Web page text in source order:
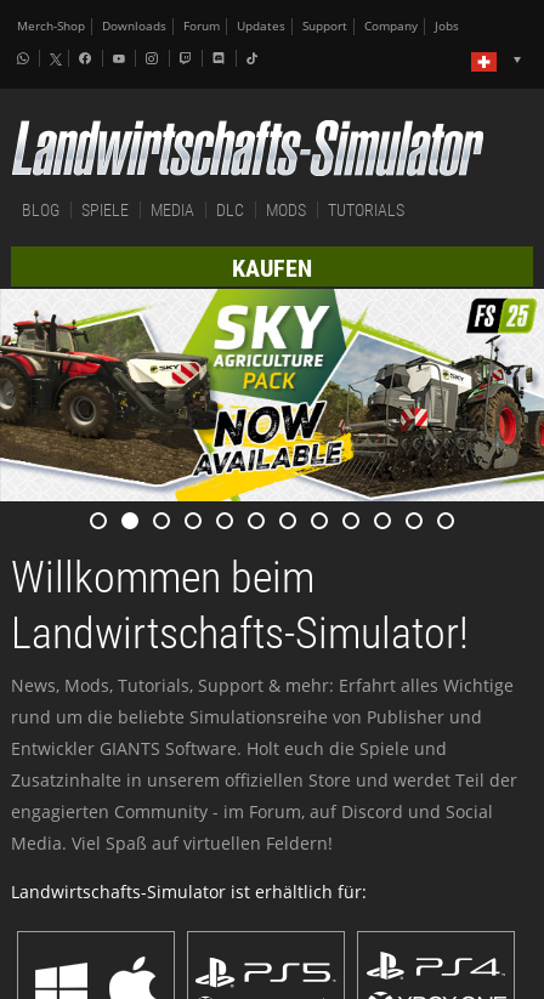
Merch-Shop Downloads Forum Updates Support Company Jobs
BLOG SPIELE MEDIA DLC MODS TUTORIALS
KAUFEN
Willkommen beim
Landwirtschafts-Simulator!
News, Mods, Tutorials, Support & mehr: Erfahrt alles Wichtige
rund um die beliebte Simulationsreihe von Publisher und
Entwickler GIANTS Software. Holt euch die Spiele und
Zusatzinhalte in unserem offiziellen Store und werdet Teil der
engagierten Community - im Forum, auf Discord und Social
Media. Viel Spaß auf virtuellen Feldern!
Landwirtschafts-Simulator ist erhältlich für: